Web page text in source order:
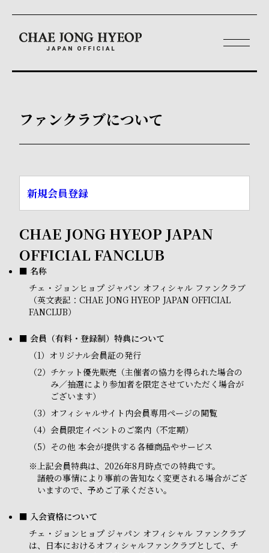
ファンクラブについて
新規会員登録
CHAE JONG HYEOP JAPAN
OFFICIAL FANCLUB
■ 名称
チェ・ジョンヒョプ ジャパン オフィシャル ファンクラブ
（英文表記：CHAE JONG HYEOP JAPAN OFFICIAL
FANCLUB）
■ 会員（有料・登録制）特典について
（1） オリジナル会員証の発行
（2） チケット優先販売（主催者の協力を得られた場合の
み／抽選により参加者を限定させていただく場合が
ございます）
（3） オフィシャルサイト内会員専用ページの閲覧
（4） 会員限定イベントのご案内（不定期）
（5） その他 本会が提供する各種商品やサービス
※上記会員特典は、2026年8月時点での特典です。
諸般の事情により事前の告知なく変更される場合がござ
いますので、予めご了承ください。
■ 入会資格について
チェ・ジョンヒョプ ジャパン オフィシャル ファンクラブ
は、日本におけるオフィシャルファンクラブとして、チ